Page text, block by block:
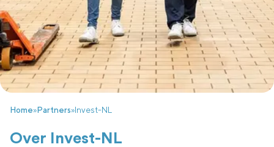
Home»Partners»Invest-NL
Over Invest-NL